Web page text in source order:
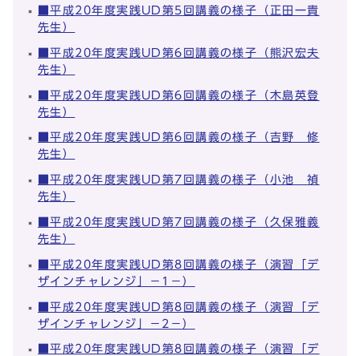
■平成20年度実践UD第5回講義の様子（正田一貴
先生）
■平成20年度実践UD第6回講義の様子（熊沢宏夫
先生）
■平成20年度実践UD第6回講義の様子（木島英登
先生）
■平成20年度実践UD第6回講義の様子（吉野 修
先生）
■平成20年度実践UD第7回講義の様子（小池 禎
先生）
■平成20年度実践UD第7回講義の様子（久保雅義
先生）
■平成20年度実践UD第8回講義の様子（演習「デ
ザインチャレンジ」－1－）
■平成20年度実践UD第8回講義の様子（演習「デ
ザインチャレンジ」－2－）
■平成20年度実践UD第8回講義の様子（演習「デ